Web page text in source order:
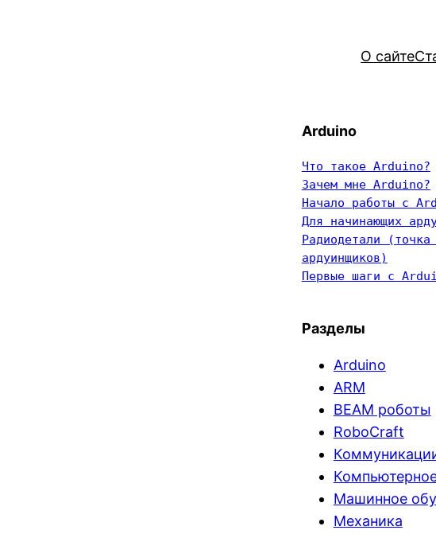
О сайте
Arduino
Что такое Arduino?
Зачем мне Arduino?
Начало работы с
Для начинающих
Радиодетали
ардуинщиков)
Первые шаги с
Разделы
Arduino
ARM
BEAM роботы
RoboCraft
Машинное
Механика